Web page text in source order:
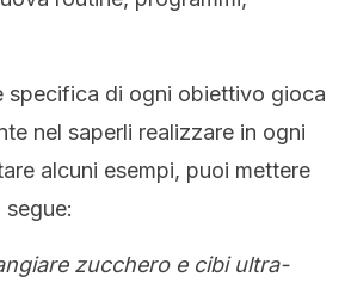
specifica di ogni obiettivo gioca
nel saperli realizzare in ogni
alcuni esempi, puoi mettere
zucchero e cibi ultra-